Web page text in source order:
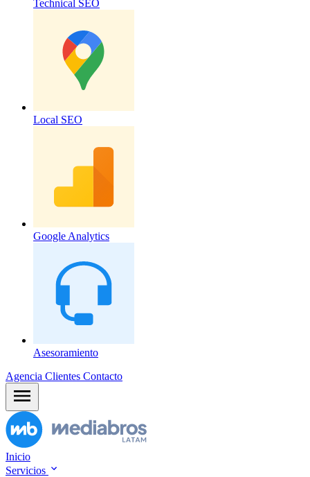
Technical SEO
Local SEO
Google Analytics
Asesoramiento
Agencia Clientes Contacto
Inicio
Servicios